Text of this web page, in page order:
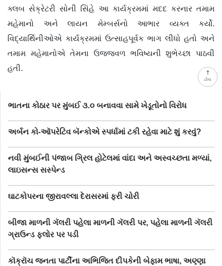
ટોચ
ક્લબ સેક્રેટરી સોની સિંહે આ કાર્યક્રમમાં મદદ કરનાર તમામ
મહેમાનો અને લાયન મેમ્બર્સનો આભાર વ્યક્ત કર્યો.
વિદ્યાર્થિનીઓએ કાર્યક્રમમાં ઉત્સાહપૂર્વક ભાગ લીધો હતો અને
તમામ મહેમાનોએ તેમના ઉજ્જવળ ભવિષ્યની શુભેચ્છા પાઠવી
હતી.
ભાતના કોઠાર પર મુંબઈ ૩.૦ બનાવવા સામે ખેડૂતોનો વિરોધ
અર્બન કો-ઑપરેટિવ બૅન્કોએ સ્પર્ધામાં ટકી રહેવા માટે શું કરવું?
નવી મુંબઈની પંજાબ ગ્રિલ હોટેલમાં વાંદા અને અસ્વચ્છતા મળ્યાં,
લાઇસન્સ સસ્પેન્ડ
ઘાટકોપરના જીરાવલ્લા દેરાસરમાં ફરી ચોરી
બીજા માળની ગૅલરી પહેલા માળની ગૅલરી પર, પહેલા માળની ગૅલરી
ગ્રાઉન્ડ ફ્લોર પર પડી
કૉક્રૉચ જનતા પાર્ટીના અભિજિત દીપકેની બેફામ ભાષા, અણ્ણા